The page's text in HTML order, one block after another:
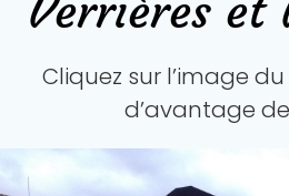
Cliquez sur l’image
d’avantage